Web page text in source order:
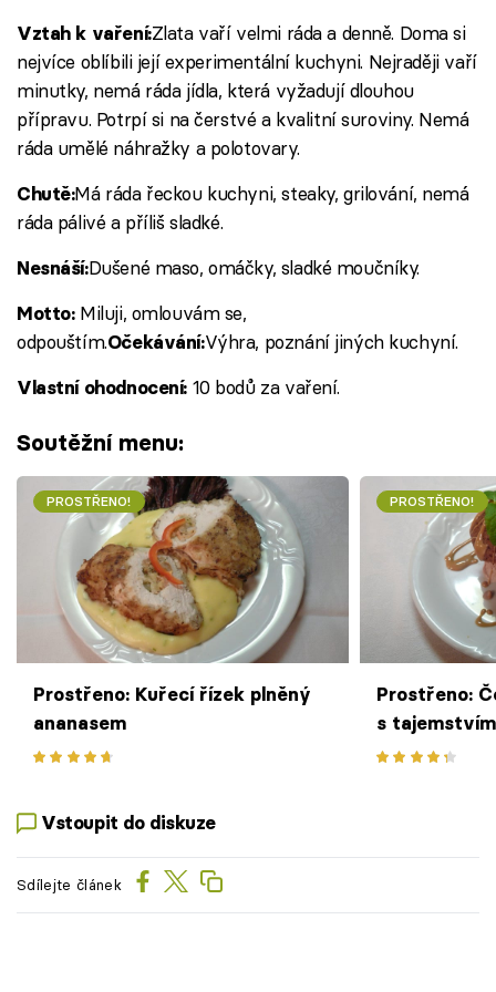
Vztah k vaření:Zlata vaří velmi ráda a denně. Doma si
nejvíce oblíbili její experimentální kuchyni. Nejraději vaří
minutky, nemá ráda jídla, která vyžadují dlouhou
přípravu. Potrpí si na čerstvé a kvalitní suroviny. Nemá
ráda umělé náhražky a polotovary.
Chutě:Má ráda řeckou kuchyni, steaky, grilování, nemá
ráda pálivé a příliš sladké.
Nesnáší:Dušené maso, omáčky, sladké moučníky.
Motto:Miluji, omlouvám se,
odpouštím.Očekávání:Výhra, poznání jiných kuchyní.
Vlastní ohodnocení:10 bodů za vaření.
Soutěžní menu:
PROSTŘENO!
Prostřeno: Kuřecí řízek plněný
ananasem
PROSTŘENO!
Prostřeno:
s tajemstvím
Vstoupit do diskuze
Sdílejte článek